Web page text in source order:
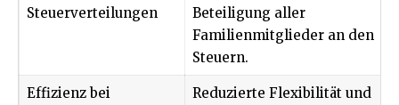
Steuerverteilungen
Beteiligung aller
Familienmitglieder an den
Steuern.
Effizienz bei
Reduzierte Flexibilität und